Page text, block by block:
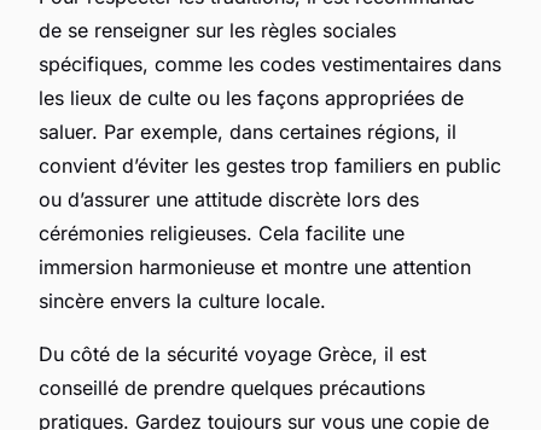
de se renseigner sur les règles sociales
spécifiques, comme les codes vestimentaires dans
les lieux de culte ou les façons appropriées de
saluer. Par exemple, dans certaines régions, il
convient d’éviter les gestes trop familiers en public
ou d’assurer une attitude discrète lors des
cérémonies religieuses. Cela facilite une
immersion harmonieuse et montre une attention
sincère envers la culture locale.
Du côté de la sécurité voyage Grèce, il est
conseillé de prendre quelques précautions
pratiques. Gardez toujours sur vous une copie de